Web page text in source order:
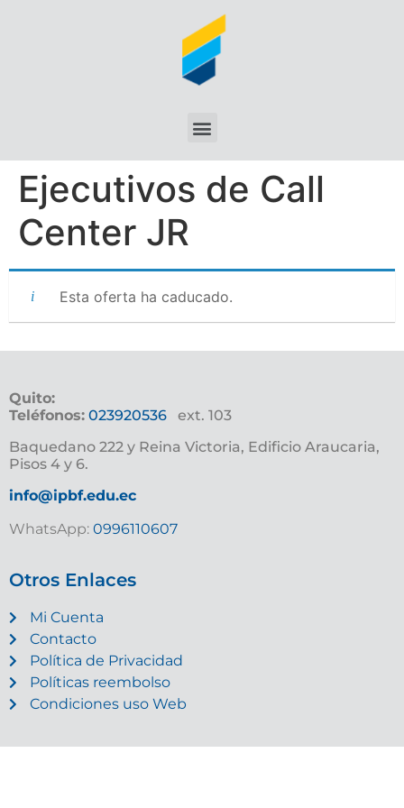
Ejecutivos de Call
Center JR
Esta oferta ha caducado.
Quito:
Teléfonos: 023920536 ext. 103
Baquedano 222 y Reina Victoria, Edificio Araucaria,
Pisos 4 y 6.
info@ipbf.edu.ec
WhatsApp: 0996110607
Otros Enlaces
Mi Cuenta
Contacto
Política de Privacidad
Políticas reembolso
Condiciones uso Web